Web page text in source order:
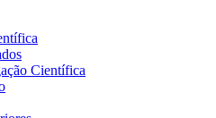
Científica